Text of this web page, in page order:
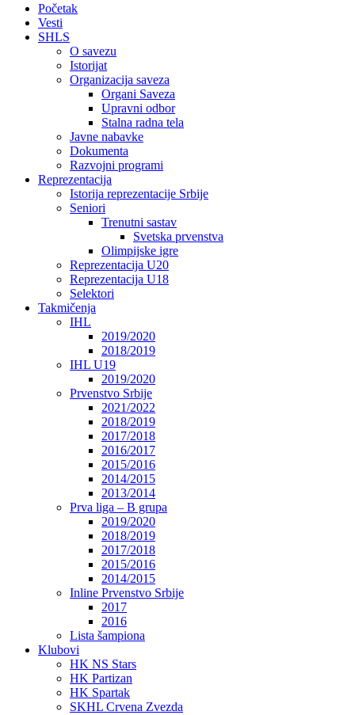
Početak
Vesti
SHLS
O savezu
Istorijat
Organizacija saveza
Organi Saveza
Upravni odbor
Stalna radna tela
Javne nabavke
Dokumenta
Razvojni programi
Reprezentacija
Istorija reprezentacije Srbije
Seniori
Trenutni sastav
Svetska prvenstva
Olimpijske igre
Reprezentacija U20
Reprezentacija U18
Selektori
Takmičenja
IHL
2019/2020
2018/2019
IHL U19
2019/2020
Prvenstvo Srbije
2021/2022
2018/2019
2017/2018
2016/2017
2015/2016
2014/2015
2013/2014
Prva liga – B grupa
2019/2020
2018/2019
2017/2018
2015/2016
2014/2015
Inline Prvenstvo Srbije
2017
2016
Lista šampiona
Klubovi
HK NS Stars
HK Partizan
HK Spartak
SKHL Crvena Zvezda